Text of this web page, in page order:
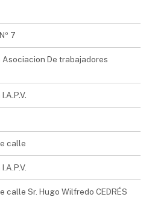
7
De trabajadores
calle
calle Sr. Hugo Wilfredo CEDRÉS